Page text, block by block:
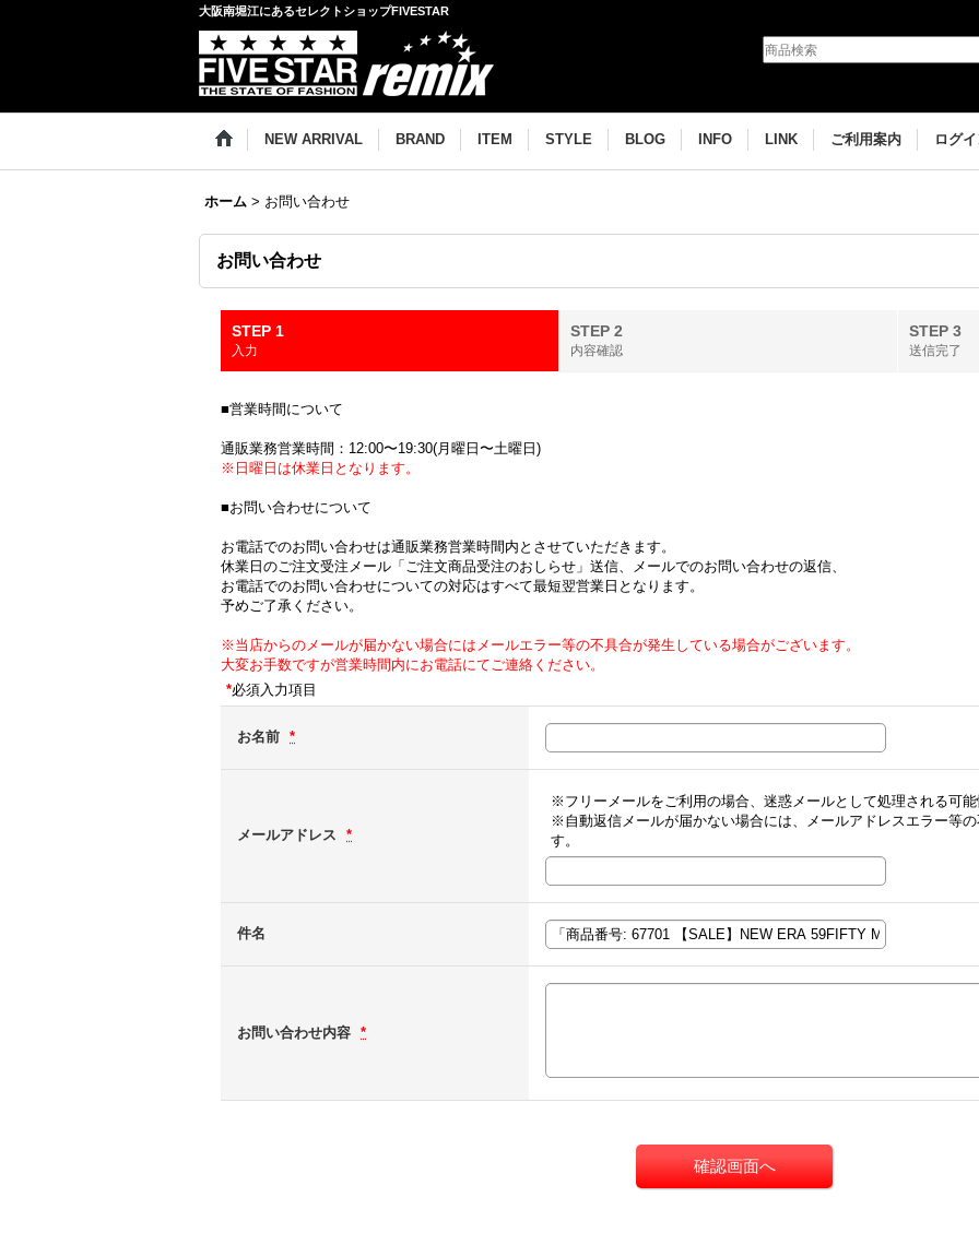
大阪南堀江にあるセレクトショップFIVESTAR
NEW ARRIVAL BRAND ITEM STYLE BLOG INFO LINK ご利用案内 ログ
ホーム > お問い合わせ
お問い合わせ
STEP 1
入力
STEP 2
内容確認
STEP 3
送信完了
■営業時間について
通販業務営業時間：12:00〜19:30(月曜日〜土曜日)
※日曜日は休業日となります。
■お問い合わせについて
お電話でのお問い合わせは通販業務営業時間内とさせていただきます。
休業日のご注文受注メール「ご注文商品受注のおしらせ」送信、メールでのお問い合わせの返信、
お電話でのお問い合わせについての対応はすべて最短翌営業日となります。
予めご了承ください。
※当店からのメールが届かない場合にはメールエラー等の不具合が発生している場合がございます。
大変お手数ですが営業時間内にお電話にてご連絡ください。
*必須入力項目
お名前 *
メールアドレス *
※フリーメールをご利用の場合、迷惑メールとして処理される可能
※自動返信メールが届かない場合には、メールアドレスエラー等
す。
件名
お問い合わせ内容 *